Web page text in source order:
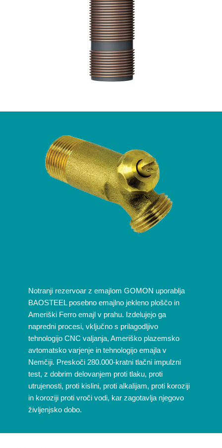
Notranji rezervoar z emajlom GOMON uporablja
BAOSTEEL posebno emajlno jekleno ploščo in
Ameriški Ferro emajl v prahu. Izdelujejo ga
napredni procesi, vključno s prilagodljivo
tehnologijo CNC valjanja, Ameriško plazemsko
avtomatsko varjenje in tehnologijo emajla v
Nemčiji. Preskoči 280.000-kratni tlačni impulzni
test, z dobrim delovanjem proti tlaku, proti
utrujenosti, proti kislini, proti alkalijam, proti koroziji
in koroziji proti vroči vodi, kar zagotavlja njegovo
življenjsko dobo.